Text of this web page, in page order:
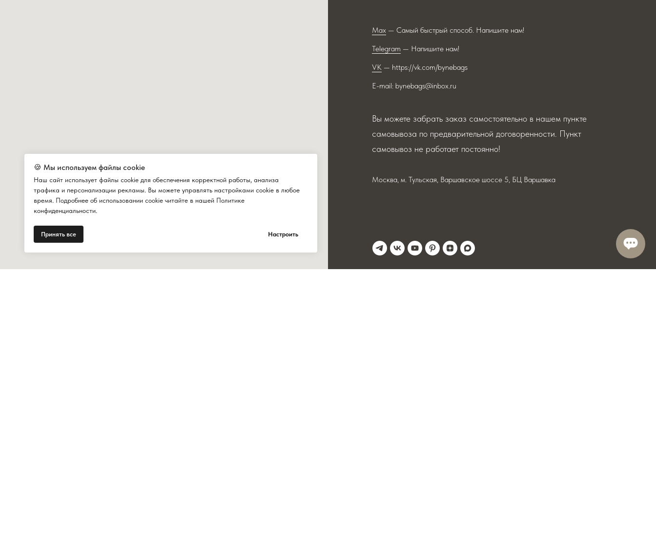
🍪 Мы используем файлы cookie
Наш сайт использует файлы cookie для обеспечения корректной работы, анализа
трафика и персонализации рекламы. Вы можете управлять настройками cookie в любое
время. Подробнее об использовании cookie читайте в нашей Политике
конфиденциальности.
Принять все Настроить
Max — Самый быстрый способ. Напишите нам!
Telegram — Напишите нам!
VK — https://vk.com/bynebags
E-mail: bynebags@inbox.ru
Вы можете забрать заказ самостоятельно в нашем пункте
самовывоза по предварительной договоренности. Пункт
самовывоз не работает постоянно!
Москва, м. Тульская, Варшавское шоссе 5, БЦ Варшавка